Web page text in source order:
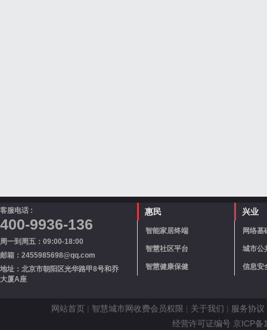
客服电话 :
400-9936-136
周一到周五：09:00-18:00
邮箱：2455985698@qq.com
地址：北京市朝阳区光华路甲8号和乔
大厦A座
惠民
智能家居终端
智慧社区平台
智慧健康保健
兴业
网络基
城市公
信息安
网站首页 | 智慧城市网收费会员权限 | 关于我们 | 服务协议
经营许可证编号 京ICP